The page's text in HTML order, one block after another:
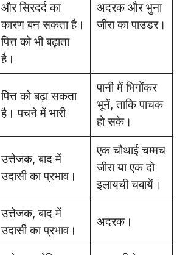
और सिरदर्द का
कारण बन सकता है।
पित्त को भी बढ़ाता
है।
अदरक और भुना
जीरा का पाउडर।
पित्त को बढ़ा सकता
है। पचने में भारी
पानी में भिगोंकर
भूनें, ताकि पाचक
हो सके।
उत्तेजक, बाद में
उदासी का प्रभाव।
एक चौथाई चम्मच
जीरा या एक दो
इलायची चबायें।
उत्तेजक, बाद में
उदासी का प्रभाव।
अदरक।